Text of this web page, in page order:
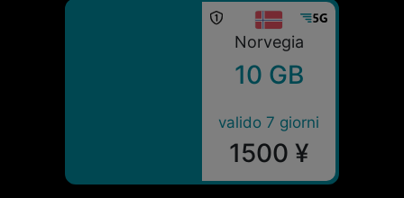
Norvegia
10 GB
valido 7 giorni
1500 ¥